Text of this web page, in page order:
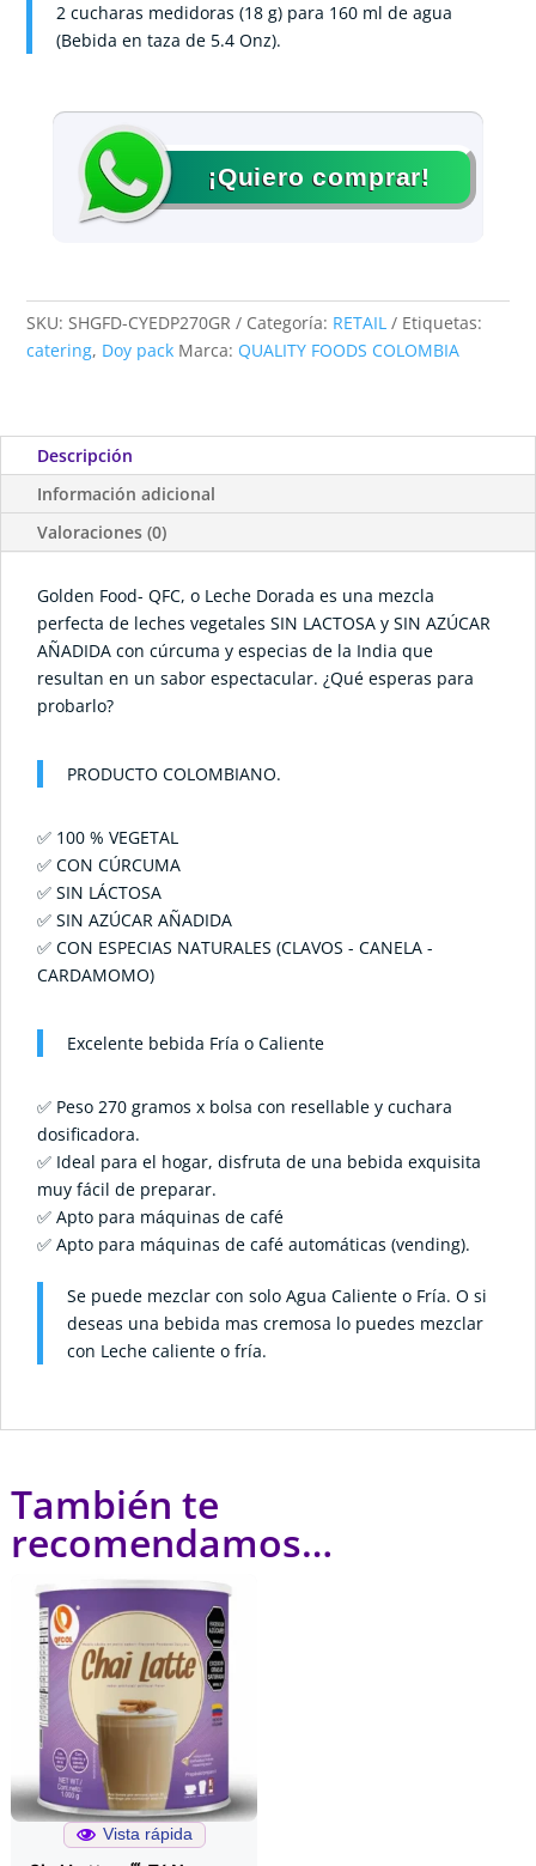
2 cucharas medidoras (18 g) para 160 ml de agua
(Bebida en taza de 5.4 Onz).
¡Quiero comprar!
SKU:SHGFD-CYEDP270GR Categoría: RETAIL
Etiquetas:
catering, Doy pack Marca: QUALITY FOODS COLOMBIA
Descripción
Información adicional
Valoraciones (0)
Golden Food- QFC, o Leche Dorada es una mezcla
perfecta de leches vegetales SIN LACTOSA y SIN AZÚCAR
AÑADIDA con cúrcuma y especias de la India que
resultan en un sabor espectacular. ¿Qué esperas para
probarlo?
PRODUCTO COLOMBIANO.
✅ 100 % VEGETAL
✅ CON CÚRCUMA
✅ SIN LÁCTOSA
✅ SIN AZÚCAR AÑADIDA
✅ CON ESPECIAS NATURALES (CLAVOS - CANELA -
CARDAMOMO)
Excelente bebida Fría o Caliente
✅ Peso 270 gramos x bolsa con resellable y cuchara
dosificadora.
✅ Ideal para el hogar, disfruta de una bebida exquisita
muy fácil de preparar.
✅ Apto para máquinas de café
✅ Apto para máquinas de café automáticas (vending).
Se puede mezclar con solo Agua Caliente o Fría. O si
deseas una bebida mas cremosa lo puedes mezclar
con Leche caliente o fría.
También te
recomendamos…
Vista rápida